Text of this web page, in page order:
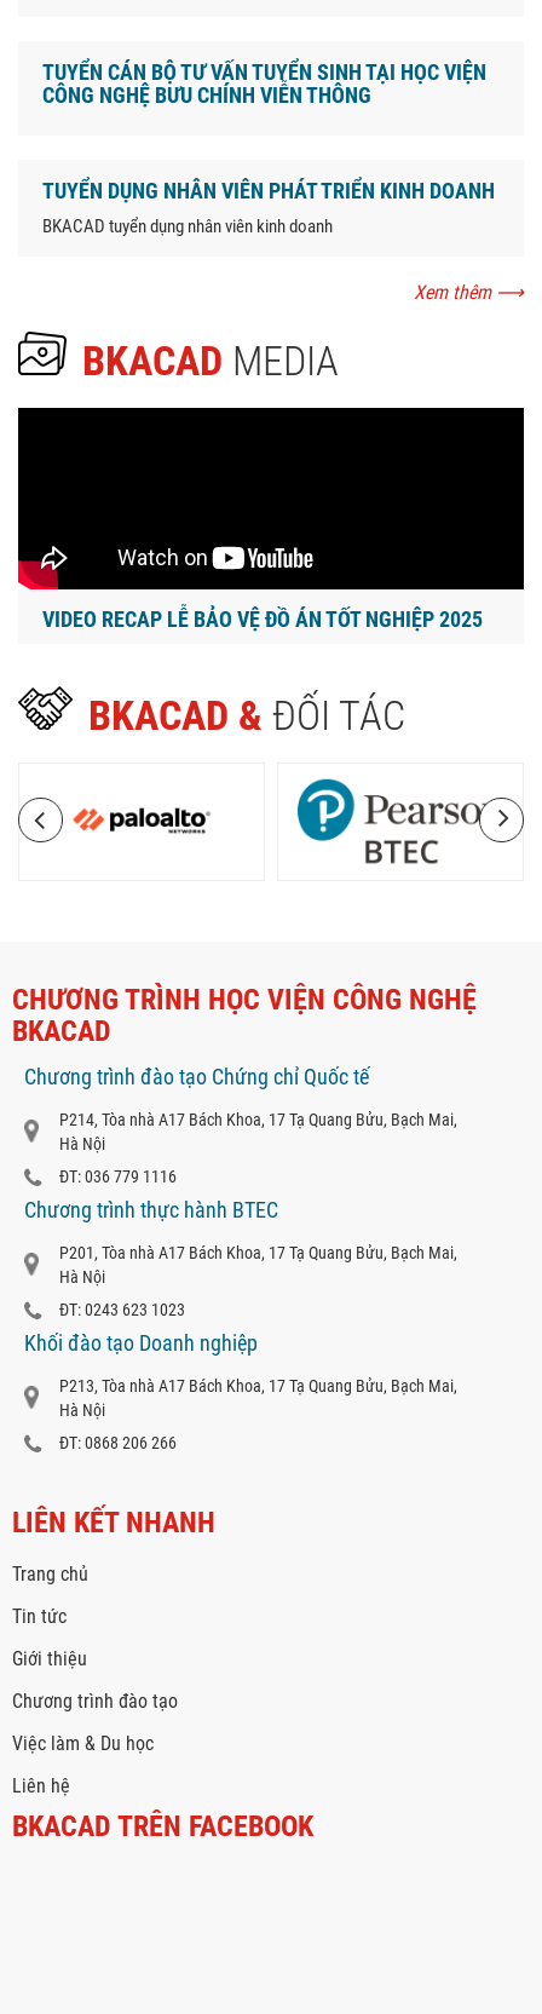
TUYỂN CÁN BỘ TƯ VẤN TUYỂN SINH TẠI HỌC VIỆN
CÔNG NGHỆ BƯU CHÍNH VIỄN THÔNG
TUYỂN DỤNG NHÂN VIÊN PHÁT TRIỂN KINH DOANH
BKACAD tuyển dụng nhân viên kinh doanh
Xem thêm ⟶
BKACAD MEDIA
VIDEO RECAP LỄ BẢO VỆ ĐỒ ÁN TỐT NGHIỆP 2025
BKACAD & ĐỐI TÁC
CHƯƠNG TRÌNH HỌC VIỆN CÔNG NGHỆ
BKACAD
Chương trình đào tạo Chứng chỉ Quốc tế
P214, Tòa nhà A17 Bách Khoa, 17 Tạ Quang Bửu, Bạch Mai,
Hà Nội
ĐT: 036 779 1116
Chương trình thực hành BTEC
P201, Tòa nhà A17 Bách Khoa, 17 Tạ Quang Bửu, Bạch Mai,
Hà Nội
ĐT: 0243 623 1023
Khối đào tạo Doanh nghiệp
P213, Tòa nhà A17 Bách Khoa, 17 Tạ Quang Bửu, Bạch Mai,
Hà Nội
ĐT: 0868 206 266
LIÊN KẾT NHANH
Trang chủ
Tin tức
Giới thiệu
Chương trình đào tạo
Việc làm & Du học
Liên hệ
BKACAD TRÊN FACEBOOK